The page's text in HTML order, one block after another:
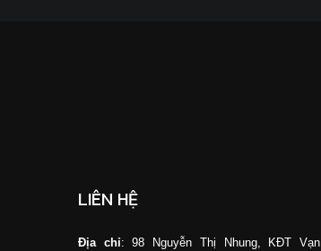
LIÊN HỆ
Địa chỉ: 98 Nguyễn Thị Nhung, KĐT Vạn